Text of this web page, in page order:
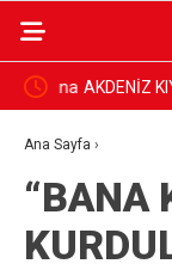
AKDENİZ
SÜRÜYOR:
GÜNDEMDE
Ana Sayfa ›
“BANA